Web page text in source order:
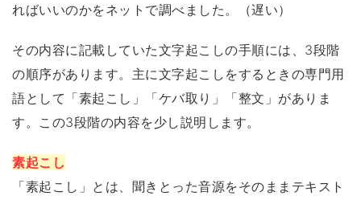
ればいいのかをネットで調べました。（遅い）
その内容に記載していた文字起こしの手順には、3段階
の順序があります。主に文字起こしをするときの専門用
語として「素起こし」「ケバ取り」「整文」がありま
す。この3段階の内容を少し説明します。
素起こし
「素起こし」とは、聞きとった音源をそのままテキスト